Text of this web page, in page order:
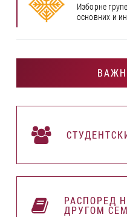
Изборне
основних и
РАСПОРЕД
ДРУГОМ